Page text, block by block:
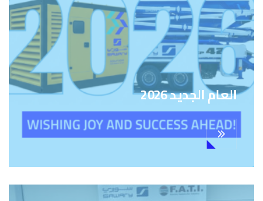
العام الجديد 2026